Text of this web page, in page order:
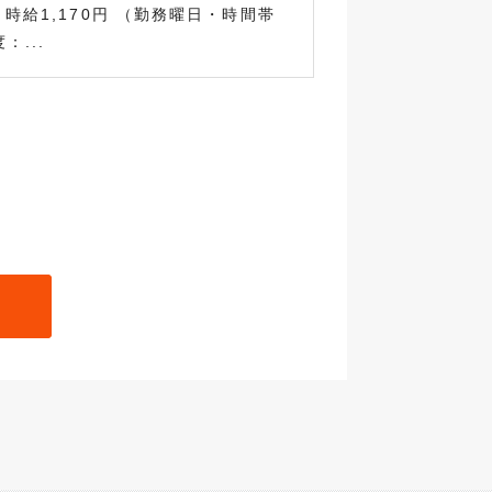
給1,170円 （勤務曜日・時間帯
：...